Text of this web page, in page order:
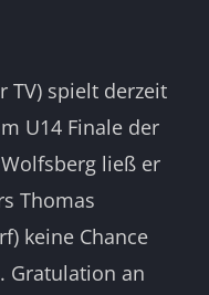
TV) spielt derzeit
U14 Finale der
ließ er
Thomas
keine Chance
Gratulation an